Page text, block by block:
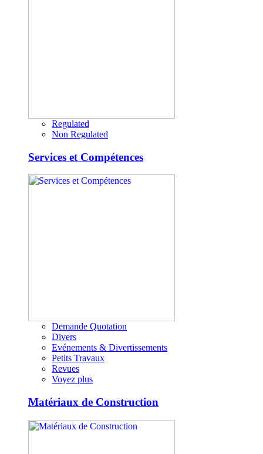
Regulated
Non Regulated
Services et Compétences
Demande Quotation
Divers
Evénements & Divertissements
Petits Travaux
Revues
Voyez plus
Matériaux de Construction